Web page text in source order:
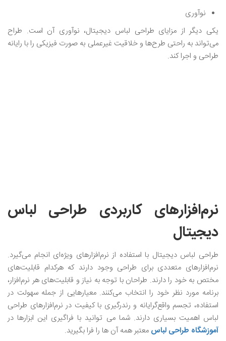
نوآوری
یکی دیگر از مزایای طراحی لباس دیجیتال، نوآوری آن است. طراح
می‌تواند به راحتی طرح‌ها و خلاقیت غیرعملی به صورت فیزیکی را با رایانه
طراحی و اجرا کند.
نرم‌افزار‌های کاربردی طراحی لباس
دیجیتال
طراحی لباس دیجیتال با استفاده از نرم‌افزارهای ویژه‌ای انجام می‌گیرد.
نرم‌افزار‌های متعددی برای طراحی وجود دارند که هرکدام قابلیت‌های
مختص به خود را دارند. طراحان با توجه به نیاز و قابلیت‌های هر نرم‌افزار،
برنامه مورد نظر خود را انتخاب می‌کنند. معیارهایی از جمله سهولت در
استفاده، تجسم واقع‌گرایانه و رندرگیری با کیفیت در نرم‌افزارهای طراحی
لباس اهمیت بسیاری دارند. شما می توانید با فراگیری این ابزارها در
آموزشگاه طراحی لباس معتبر همه آن ها را فرا بگیرید.